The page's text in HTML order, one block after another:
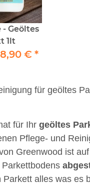
Geöltes
1lt
€ *
für geöltes
für Ihr geöltes
Pflege- und
Greenwood ist
Parkett alles was es